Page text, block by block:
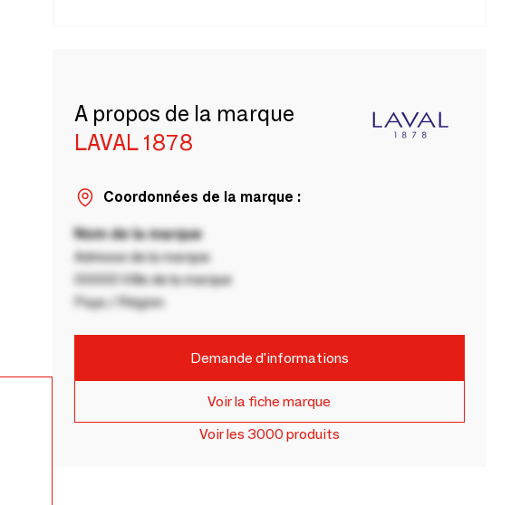
A propos de la marque
LAVAL 1878
Coordonnées de la marque :
Nom de la marque
Adresse de la marque
00000 Ville de la marque
Pays / Région
Demande d'informations
Voir la fiche marque
Voir les 3000 produits